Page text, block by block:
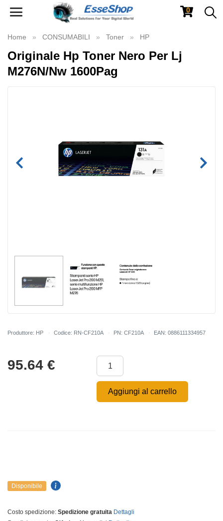
Toggle
0
Home CONSUMABILI Toner HP
Originale Hp Toner Nero Per Lj
M276N/Nw 1600Pag
Produttore: HP Codice: RN-CF210A PN: CF210A EAN: 0886111334957
95.64 €
Aggiungi al carrello
Disponibile
Costo spedizione: Spedizione gratuita Dettagli